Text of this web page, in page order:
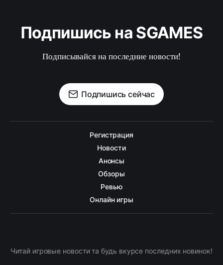
Подпишись на SGAMES
Подписывайся на последние новости!
Подпишись сейчас
Регистрация
Новости
Анонсы
Обзоры
Ревью
Онлайн игры
Читай игровые новости та будь вкурсе последних новинок!